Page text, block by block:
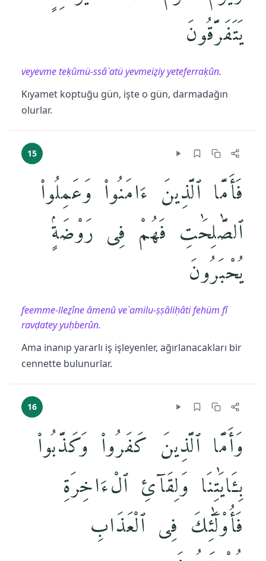
يَتَفَرَّقُونَ
veyevme teḳûmü-ssâ`atü yevmeiẕiy yeteferraḳûn.
Kıyamet koptuğu gün, işte o gün, darmadağın
olurlar.
15
فَأَمَّا ٱلَّذِينَ ءَامَنُوا۟ وَعَمِلُوا۟
ٱلصَّٰلِحَٰتِ فَهُمْ فِى رَوْضَةٍۢ
يُحْبَرُونَ
feemme-lleẕîne âmenû ve`amilu-ṣṣâliḥâti fehüm fî
ravḍatey yuḥberûn.
Ama inanıp yararlı iş işleyenler, ağırlanacakları bir
cennette bulunurlar.
16
وَأَمَّا ٱلَّذِينَ كَفَرُوا۟ وَكَذَّبُوا۟
بِـَٔايَٰتِنَا وَلِقَآئِ ٱلْءَاخِرَةِ
فَأُو۟لَٰٓئِكَ فِى ٱلْعَذَابِ